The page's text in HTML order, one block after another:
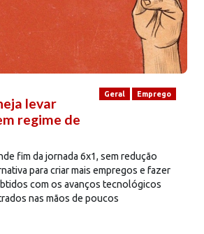
Geral Emprego
levar
regime de
fim da jornada 6x1, sem redução
para criar mais empregos e fazer
com os avanços tecnológicos
nas mãos de poucos